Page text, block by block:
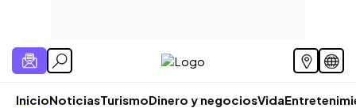
InicioNoticiasTurismoDinero y negociosVida